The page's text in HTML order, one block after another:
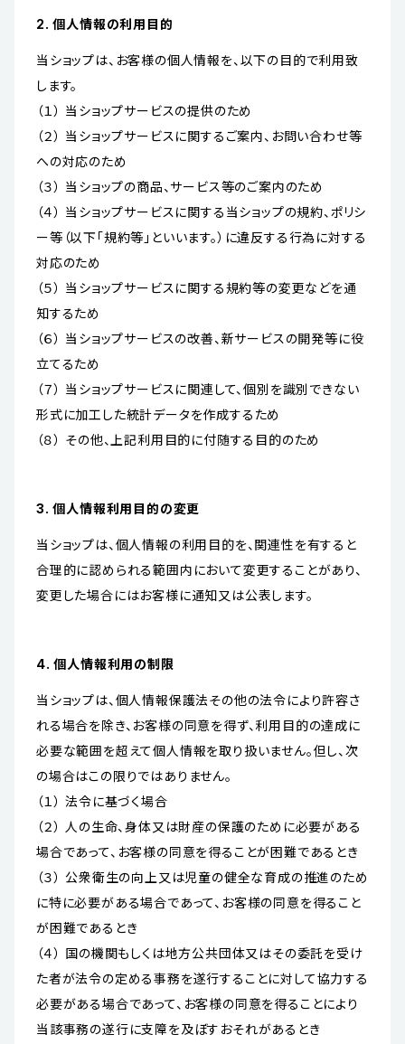
2. 個人情報の利用目的
当ショップは、お客様の個人情報を、以下の目的で利用致
します。
（１） 当ショップサービスの提供のため
（２） 当ショップサービスに関するご案内、お問い合わせ等
への対応のため
（３） 当ショップの商品、サービス等のご案内のため
（４） 当ショップサービスに関する当ショップの規約、ポリシ
ー等（以下「規約等」といいます。）に違反する行為に対する
対応のため
（５） 当ショップサービスに関する規約等の変更などを通
知するため
（６） 当ショップサービスの改善、新サービスの開発等に役
立てるため
（７） 当ショップサービスに関連して、個別を識別できない
形式に加工した統計データを作成するため
（８） その他、上記利用目的に付随する目的のため
3. 個人情報利用目的の変更
当ショップは、個人情報の利用目的を、関連性を有すると
合理的に認められる範囲内において変更することがあり、
変更した場合にはお客様に通知又は公表します。
4. 個人情報利用の制限
当ショップは、個人情報保護法その他の法令により許容さ
れる場合を除き、お客様の同意を得ず、利用目的の達成に
必要な範囲を超えて個人情報を取り扱いません。但し、次
の場合はこの限りではありません。
（１） 法令に基づく場合
（２） 人の生命、身体又は財産の保護のために必要がある
場合であって、お客様の同意を得ることが困難であるとき
（３） 公衆衛生の向上又は児童の健全な育成の推進のため
に特に必要がある場合であって、お客様の同意を得ること
が困難であるとき
（４） 国の機関もしくは地方公共団体又はその委託を受け
た者が法令の定める事務を遂行することに対して協力する
必要がある場合であって、お客様の同意を得ることにより
当該事務の遂行に支障を及ぼすおそれがあるとき